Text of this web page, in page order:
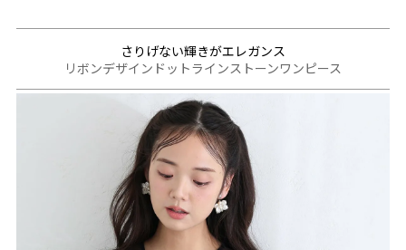
さりげない輝きがエレガンス
リボンデザインドットラインストーンワンピース